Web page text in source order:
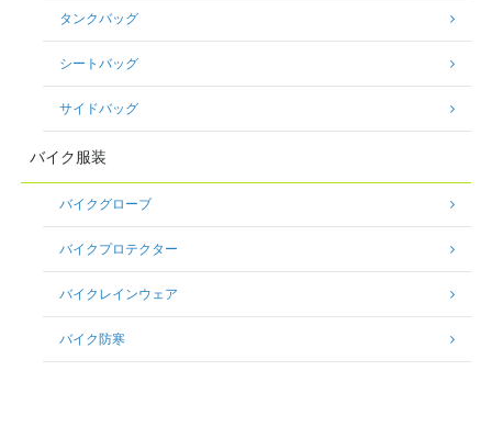
タンクバッグ
シートバッグ
サイドバッグ
バイク服装
バイクグローブ
バイクプロテクター
バイクレインウェア
バイク防寒